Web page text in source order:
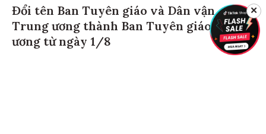
Đổi tên Ban Tuyên giáo và Dân vận
Trung ương thành Ban Tuyên giáo Trung
ương từ ngày 1/8
✕